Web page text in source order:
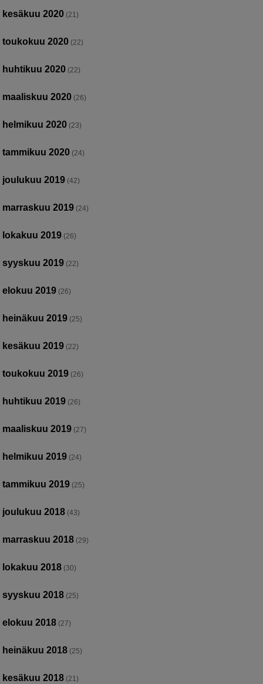
kesäkuu 2020 (21)
toukokuu 2020 (22)
huhtikuu 2020 (22)
maaliskuu 2020 (26)
helmikuu 2020 (23)
tammikuu 2020 (24)
joulukuu 2019 (42)
marraskuu 2019 (24)
lokakuu 2019 (26)
syyskuu 2019 (22)
elokuu 2019 (26)
heinäkuu 2019 (25)
kesäkuu 2019 (22)
toukokuu 2019 (26)
huhtikuu 2019 (26)
maaliskuu 2019 (27)
helmikuu 2019 (24)
tammikuu 2019 (25)
joulukuu 2018 (43)
marraskuu 2018 (29)
lokakuu 2018 (30)
syyskuu 2018 (25)
elokuu 2018 (27)
heinäkuu 2018 (25)
kesäkuu 2018 (21)